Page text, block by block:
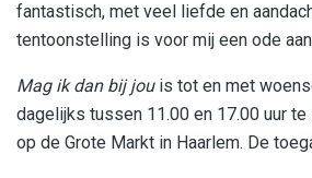
fantastisch, met veel liefde en
tentoonstelling is voor mij een ode
Mag ik dan bij jouis tot en met
dagelijks tussen 11.00 en 17.00 uur te
op de Grote Markt in Haarlem. De